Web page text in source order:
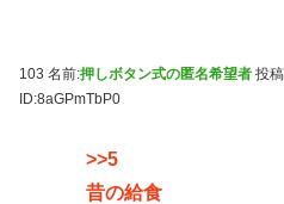
103 名前:押しボタン式の匿名希望者 投
ID:8aGPmTbP0
>>5
昔の給食